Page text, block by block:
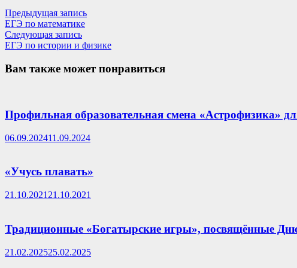
Навигация
по
записям
Предыдущая записьПредыдущая
ЕГЭ по математике
Следующая записьСледующая
запись:
ЕГЭ по истории и физике
Вам также может понравиться
Профильная образовательная смена «Астрофизика»
06.09.202411.09.2024
«Учусь плавать»
21.10.2021 21.10.2021
Традиционные «Богатырские игры», посвящённые
21.02.202525.02.2025